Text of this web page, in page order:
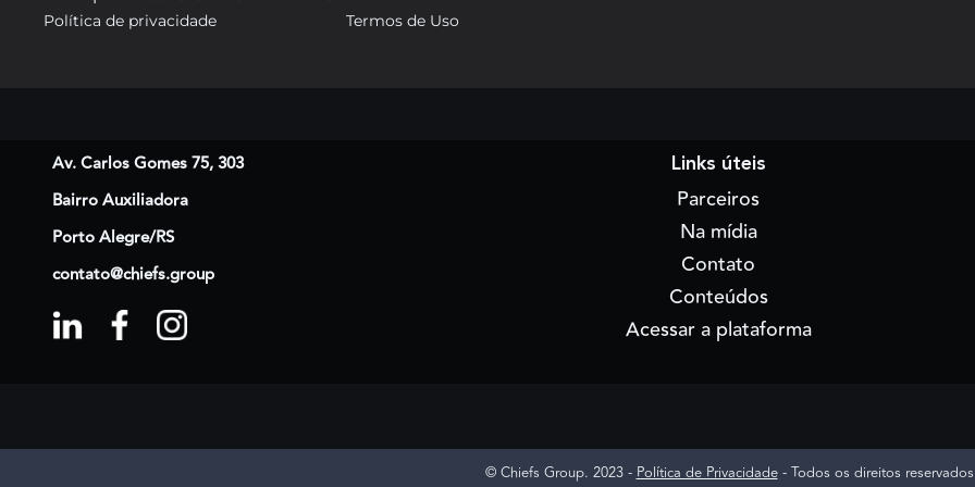
Política de privacidade Termos de Uso
Av. Carlos Gomes 75, 303
Bairro Auxiliadora
Porto Alegre/RS
contato@chiefs.group
Links úteis
Parceiros
Na mídia
Contato
Conteúdos
Acessar a plataforma
© Chiefs Group. 2023 -Política de Privacidade- Todos os direitos